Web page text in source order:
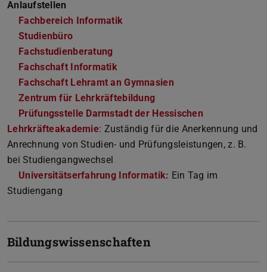
Anlaufstellen
Fachbereich Informatik
Studienbüro
Fachstudienberatung
Fachschaft Informatik
Fachschaft Lehramt an Gymnasien
Zentrum für Lehrkräftebildung
Prüfungsstelle Darmstadt der Hessischen
Lehrkräfteakademie: Zuständig für die Anerkennung und
Anrechnung von Studien- und Prüfungsleistungen, z. B.
bei Studiengangwechsel
Universitätserfahrung Informatik: Ein Tag im
Studiengang
Bildungswissenschaften